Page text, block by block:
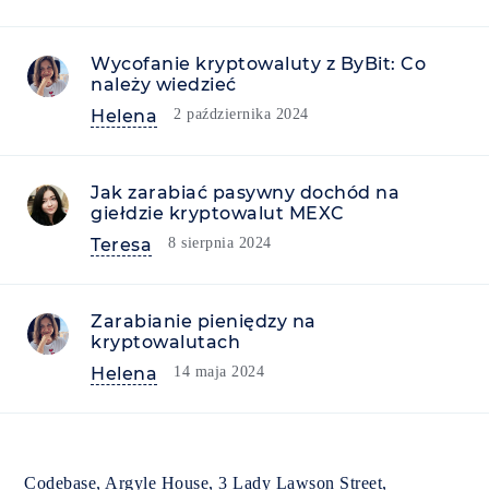
Wycofanie kryptowaluty z ByBit: Co
należy wiedzieć
Helena
2 października 2024
Jak zarabiać pasywny dochód na
giełdzie kryptowalut MEXC
Teresa
8 sierpnia 2024
Zarabianie pieniędzy na
kryptowalutach
Helena
14 maja 2024
Codebase, Argyle House, 3 Lady Lawson Street,